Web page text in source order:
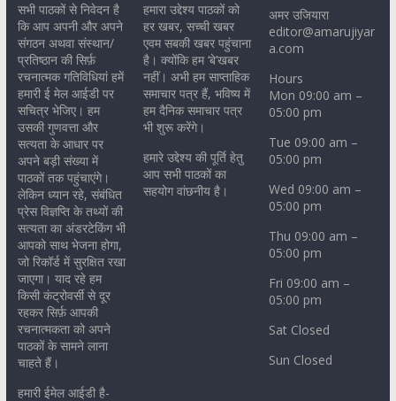
सभी पाठकों से निवेदन है
कि आप अपनी और अपने
संगठन अथवा संस्थान/
प्रतिष्ठान की सिर्फ़
रचनात्मक गतिविधियां हमें
हमारी ई मेल आईडी पर
सचित्र भेजिए। हम
उसकी गुणवत्ता और
सत्यता के आधार पर
अपने बड़ी संख्या में
पाठकों तक पहुंचाएंगे।
लेकिन ध्यान रहे, संबंधित
प्रेस विज्ञप्ति के तथ्यों की
सत्यता का अंडरटेकिंग भी
आपको साथ भेजना होगा,
जो रिकॉर्ड में सुरक्षित रखा
जाएगा। याद रहे हम
किसी कंट्रोवर्सी से दूर
रहकर सिर्फ़ आपकी
रचनात्मकता को अपने
पाठकों के सामने लाना
चाहते हैं।
हमारी ईमेल आईडी है-
हमारा उद्देश्य पाठकों को
हर खबर, सच्ची खबर
एवम सबकी खबर पहुंचाना
है। क्योंकि हम ‘बे’खबर
नहीं। अभी हम साप्ताहिक
समाचार पत्र हैं, भविष्य में
हम दैनिक समाचार पत्र
भी शुरू करेंगे।
हमारे उद्देश्य की पूर्ति हेतु
आप सभी पाठकों का
सहयोग वांछनीय है।
अमर उजियारा
editor@amarujiyar
a.com
Hours
Mon 09:00 am –
05:00 pm
Tue 09:00 am –
05:00 pm
Wed 09:00 am –
05:00 pm
Thu 09:00 am –
05:00 pm
Fri 09:00 am –
05:00 pm
Sat Closed
Sun Closed